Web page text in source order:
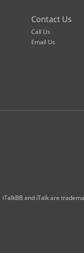
Contact Us
Call Us
Email Us
iTalkBB and iTalk are